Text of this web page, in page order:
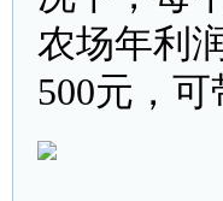
农场年利
500元，